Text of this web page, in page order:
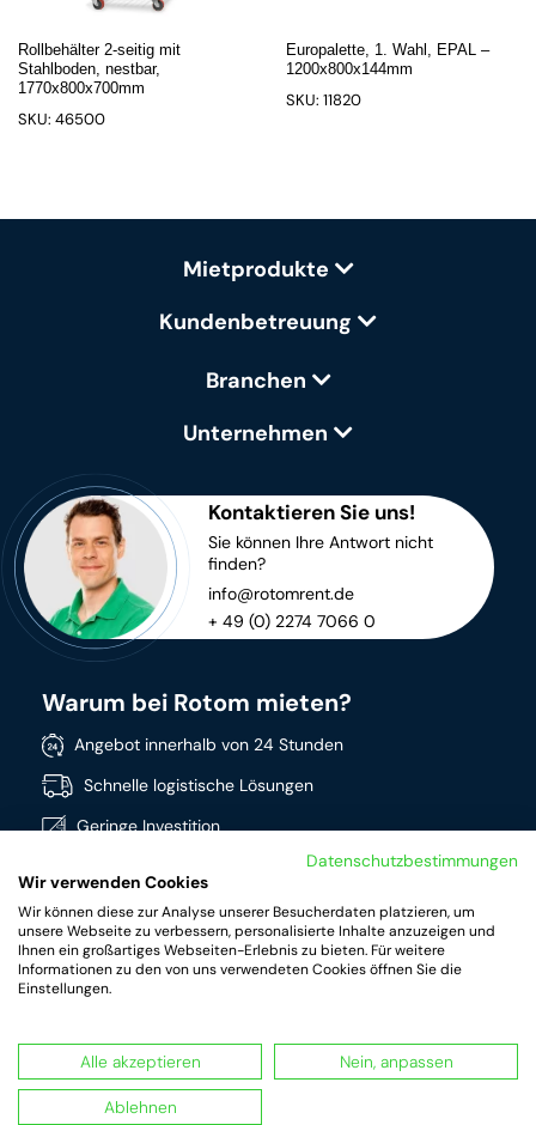
Rollbehälter 2-seitig mit
Stahlboden, nestbar,
1770x800x700mm
SKU: 46500
Europalette, 1. Wahl, EPAL –
1200x800x144mm
SKU: 11820
Mietprodukte
Kundenbetreuung
Branchen
Unternehmen
Kontaktieren Sie uns!
Sie können Ihre Antwort nicht
finden?
info@rotomrent.de
+ 49 (0) 2274 7066 0
Warum bei Rotom mieten?
Angebot innerhalb von 24 Stunden
Schnelle logistische Lösungen
Geringe Investition
Breites Sortiment
Hochwertige Produkte
RotomRent Copyright 2022. Datenschutz | Impressum
Datenschutzbestimmungen
Wir verwenden Cookies
Wir können diese zur Analyse unserer Besucherdaten platzieren, um
unsere Webseite zu verbessern, personalisierte Inhalte anzuzeigen und
Ihnen ein großartiges Webseiten-Erlebnis zu bieten. Für weitere
Informationen zu den von uns verwendeten Cookies öffnen Sie die
Einstellungen.
Alle akzeptieren Nein, anpassen
Ablehnen